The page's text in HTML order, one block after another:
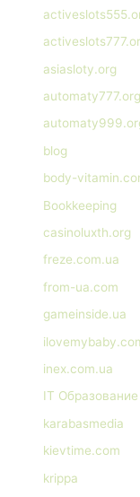
asiasloty.org
automaty777.org
blog
body-
Bookkeeping
casinoluxth.org
freze.com.ua
from-ua.com
gameinside.ua
inex.com.ua
IT Образование
karabasmedia
kievtime.com
krippa